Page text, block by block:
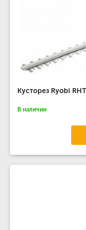
Кусторез Ryobi
В наличии